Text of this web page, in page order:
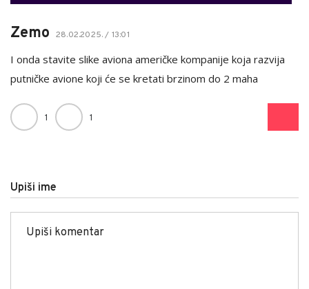
Zemo 28.02.2025. / 13:01
I onda stavite slike aviona američke kompanije koja razvija
putničke avione koji će se kretati brzinom do 2 maha
1 1
Upiši ime